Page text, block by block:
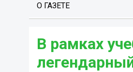
О ГАЗЕТЕ
В рамках